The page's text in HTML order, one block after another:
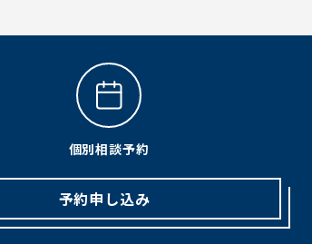
個別相談予約
予約申し込み